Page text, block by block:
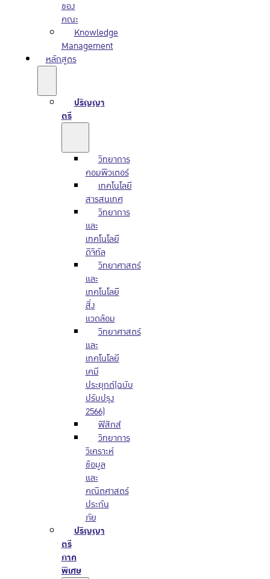
ของ
คณะ
Knowledge
Management
หลักสูตร
ปริญญา
ตรี
วิทยาการ
คอมพิวเตอร์
เทคโนโลยี
สารสนเทศ
วิทยาการ
และ
เทคโนโลยี
ดิจิทัล
วิทยาศาสตร์
และ
เทคโนโลยี
สิ่ง
แวดล้อม
วิทยาศาสตร์
และ
เทคโนโลยี
เคมี
ประยุกต์(ฉบับ
ปรับปรุง
2566)
ฟิสิกส์
วิทยาการ
วิเคราะห์
ข้อมูล
และ
คณิตศาสตร์
ประกัน
ภัย
ปริญญา
ตรี
ภาค
พิเศษ